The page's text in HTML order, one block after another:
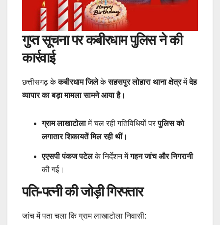
गुप्त सूचना पर कबीरधाम पुलिस ने की
कार्रवाई
छत्तीसगढ़ केकबीरधाम जिलेकेसहसपुर लोहारा थाना क्षेत्रमेंदेह
व्यापार का बड़ा मामला सामने आया है।
ग्राम लाखाटोलामें चल रही गतिविधियों परपुलिस को
लगातार शिकायतें मिल रही थीं।
एएसपी पंकज पटेलके निर्देशन मेंगहन जांच और निगरानी
की गई।
पति-पत्नी की जोड़ी गिरफ्तार
जांच में पता चला कि ग्राम लाखाटोला निवासी: